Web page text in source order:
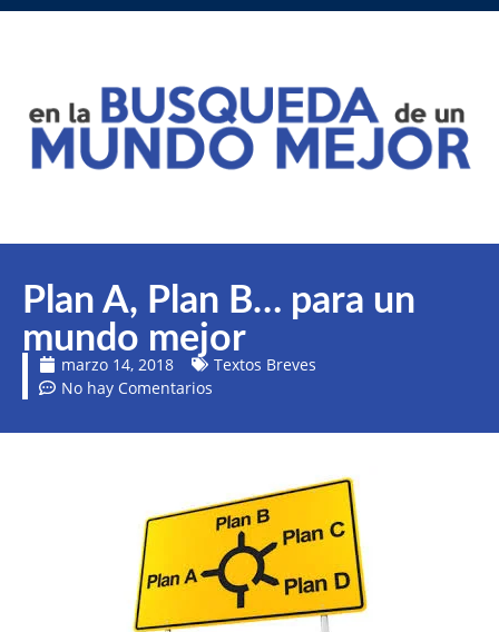
Plan A, Plan B… para un
mundo mejor
marzo 14, 2018
Textos Breves
No hay Comentarios